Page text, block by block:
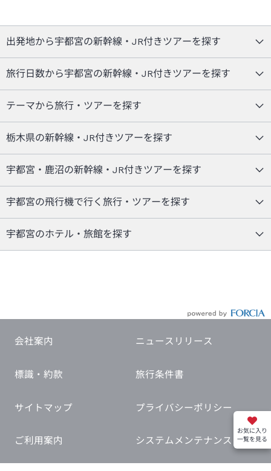
お気に入り
一覧を見る
出発地から宇都宮の新幹線・JR付きツアーを探す
旅行日数から宇都宮の新幹線・JR付きツアーを探す
テーマから旅行・ツアーを探す
栃木県の新幹線・JR付きツアーを探す
宇都宮・鹿沼の新幹線・JR付きツアーを探す
宇都宮の飛行機で行く旅行・ツアーを探す
宇都宮のホテル・旅館を探す
会社案内 ニュースリリース
標識・約款 旅行条件書
サイトマップ プライバシーポリシー
ご利用案内 システムメンテナンス